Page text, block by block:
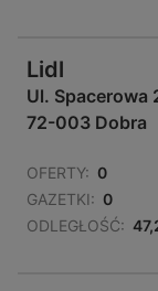
Lidl
Ul. Spacerowa
72-003 Dobra
OFERTY: 0
GAZETKI: 0
ODLEGŁOŚĆ: